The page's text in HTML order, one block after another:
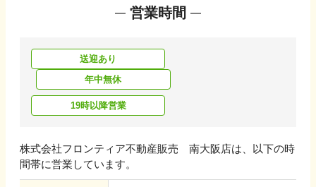
営業時間
送迎あり
年中無休
19時以降営業
株式会社フロンティア不動産販売 南大阪店は、以下の時
間帯に営業しています。